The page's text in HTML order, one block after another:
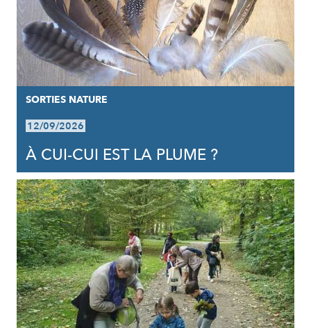
SORTIES NATURE
12/09/2026
À CUI-CUI EST LA PLUME ?